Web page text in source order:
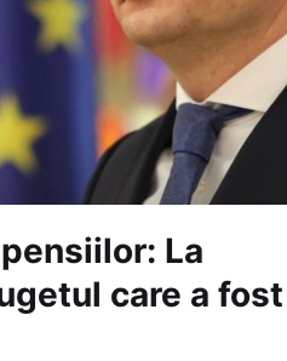
La
care a fost